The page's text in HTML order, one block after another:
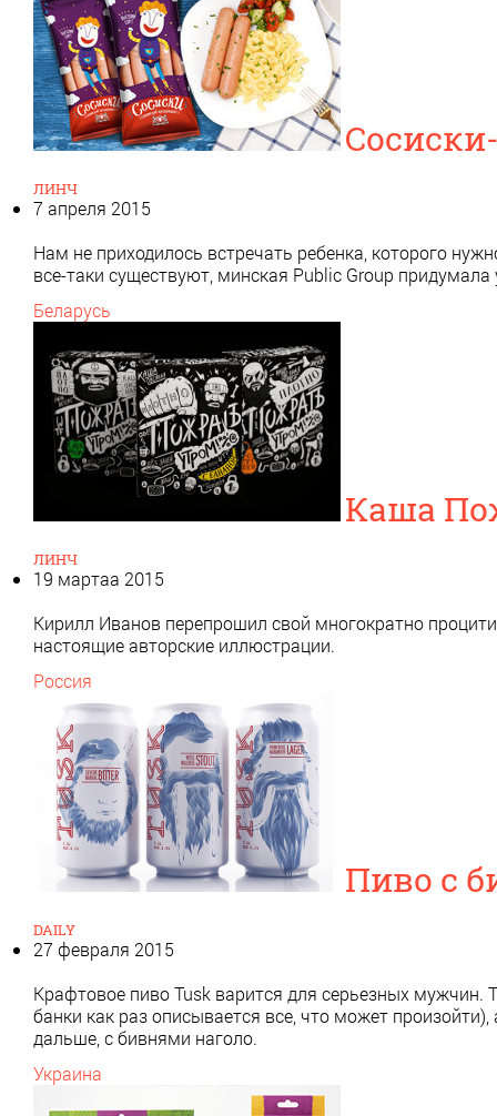
ЛИНЧ
7 апреля 2015
Нам не приходилось встречать ребенка, которого
все-таки существуют, минская Public Group
Беларусь
Каша
ЛИНЧ
19 мартаа 2015
Кирилл Иванов перепрошил свой многократно
настоящие авторские иллюстрации.
Россия
Пиво с
DAILY
27 февраля 2015
Крафтовое пиво Tusk варится для серьезных
банки как раз описывается все, что может
дальше, с бивнями наголо.
Украина